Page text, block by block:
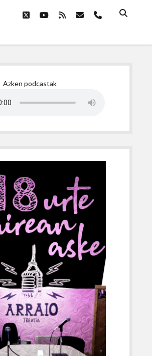
twitteryoutube
rss emailphone
Azken podcastak